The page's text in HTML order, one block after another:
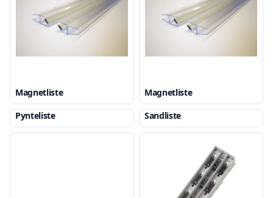
Magnetliste
Magnetliste
Pynteliste
Sandliste